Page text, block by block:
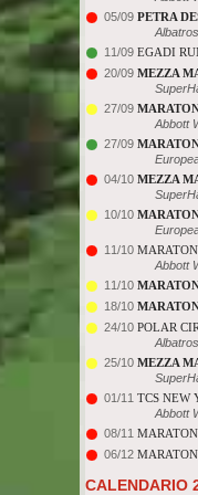
05/09 PETRA
11/09 EGADI
20/09 MEZZA
27/09
Abbott
27/09
04/10 MEZZA
10/10
11/10
Abbott
11/10
18/10
24/10 POLAR
25/10 MEZZA
01/11 TCS NEW
Abbott
08/11
06/12
CALENDARIO